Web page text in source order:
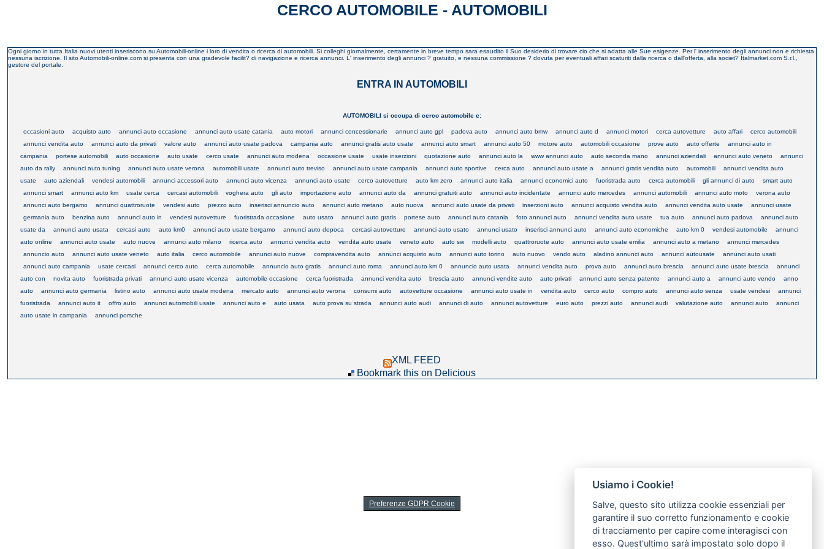
CERCO AUTOMOBILE - AUTOMOBILI
Ogni giorno in tutta Italia nuovi utenti inseriscono su Automobili-online i loro di vendita o ricerca di automobili. Si colleghi giornalmente, certamente in breve tempo sara esaudito il Suo desiderio di trovare cio che si adatta alle Sue esigenze. Per l' inserimento degli annunci non e richiesta
nessuna iscrizione. Il sito Automobili-online.com si presenta con una gradevole facilit? di navigazione e ricerca annunci. L' inserimento degli annunci ? gratuito, e nessuna commissione ? dovuta per eventuali affari scaturiti dalla ricerca o dall'offerta, alla societ? Italmarket.com S.r.l.,
gestore del portale.
ENTRA IN AUTOMOBILI
AUTOMOBILI si occupa di cerco automobile e:
occasioni auto acquisto auto annunci auto occasione annunci auto usate catania auto motori annunci concessionarie annunci auto gpl padova auto annunci auto bmw annunci auto d annunci motori cerca autovetture auto affari
cerco automobili
annunci vendita auto
annunci auto da privati valore auto annunci auto usate padova campania auto annunci gratis auto usate annunci auto smart annunci auto 50 motore auto automobili occasione prove auto auto offerte
annunci auto in
campania
portese automobili auto occasione auto usate cerco usate annunci auto modena occasione usate usate inserzioni quotazione auto annunci auto la www annunci auto auto seconda mano annunci aziendali annunci auto veneto
annunci
auto da rally
annunci auto tuning annunci auto usate verona automobili usate annunci auto treviso annunci auto usate campania annunci auto sportive cerca auto annunci auto usate a annunci gratis vendita auto automobili
annunci vendita auto
usate
auto aziendali vendesi automobili annunci accessori auto annunci auto vicenza annunci auto usate cerco autovetture auto km zero annunci auto italia annunci economici auto fuoristrada auto cerca automobili gli annunci di auto
smart auto
annunci smart
annunci auto km usate cerca cercasi automobili voghera auto gli auto importazione auto annunci auto da annunci gratuiti auto annunci auto incidentate annunci auto mercedes annunci automobili annunci auto moto
verona auto
annunci auto bergamo
annunci quattroruote vendesi auto prezzo auto inserisci annuncio auto annunci auto metano auto nuova annunci auto usate da privati inserzioni auto annunci acquisto vendita auto annunci vendita auto usate
annunci usate
germania auto
benzina auto annunci auto in vendesi autovetture fuoristrada occasione auto usato annunci auto gratis portese auto annunci auto catania foto annunci auto annunci vendita auto usate tua auto annunci auto padova
annunci auto
usate da
annunci auto usata cercasi auto auto km0 annunci auto usate bergamo annunci auto depoca cercasi autovetture annunci auto usato annunci usato inserisci annunci auto annunci auto economiche auto km 0 vendesi automobile
annunci
auto online
annunci auto usate auto nuove annunci auto milano ricerca auto annunci vendita auto vendita auto usate veneto auto auto sw modelli auto quattroruote auto annunci auto usate emilia annunci auto a metano
annunci mercedes
annuncio auto
annunci auto usate veneto auto italia cerco automobile annunci auto nuove compravendita auto annunci acquisto auto annunci auto torino auto nuovo vendo auto aladino annunci auto annunci autousate
annunci auto usati
annunci auto campania
usate cercasi annunci cerco auto cerca automobile annuncio auto gratis annunci auto roma annunci auto km 0 annuncio auto usata annunci vendita auto prova auto annunci auto brescia annunci auto usate brescia
annunci
auto con
novita auto fuoristrada privati annunci auto usate vicenza automobile occasione cerca fuoristrada annunci vendita auto brescia auto annunci vendite auto auto privati annunci auto senza patente annunci auto a annunci auto vendo
anno
auto
annunci auto germania listino auto annunci auto usate modena mercato auto annunci auto verona consumi auto autovetture occasione annunci auto usate in vendita auto cerco auto compro auto annunci auto senza usate vendesi
annunci
fuoristrada
annunci auto it offro auto annunci automobili usate annunci auto e auto usata auto prova su strada annunci auto audi annunci di auto annunci autovetture euro auto prezzi auto annunci audi valutazione auto annunci auto
annunci
auto usate in campania
annunci porsche
XML FEED
Bookmark this on Delicious
Usiamo i Cookie!
Salve, questo sito utilizza cookie essenziali per
garantire il suo corretto funzionamento e cookie
di tracciamento per capire come interagisci con
esso. Quest'ultimo sarà impostato solo dopo il
Preferenze GDPR Cookie